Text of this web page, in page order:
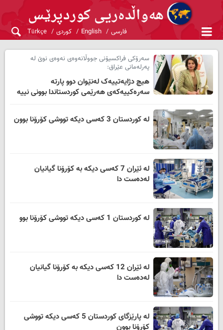
فارسی English کوردی Türkçe
سەرۆکی فراکسیۆنی جووڵانەوەی نەوەی نوێ لە
پەرلەمانی عێراق:
هیچ دژایەتییەک لەنێوان دوو پارتە
سەرەکییەکەی هەرێمی کوردستاندا بوونی نییە
لە کوردستان 3 کەسی دیکە تووشی کۆرۆنا بوون
لە ئێران 7 کەسی دیکە بە کۆرۆنا گیانیان
لەدەست دا
لە کوردستان 1 کەسی دیکە تووشی کۆرۆنا بوو
لە ئێران 12 کەسی دیکە بە کۆرۆنا گیانیان
لەدەست دا
لە پارێزگای کوردستان 5 کەسی دیکە تووشی
کۆرۆنا بوون